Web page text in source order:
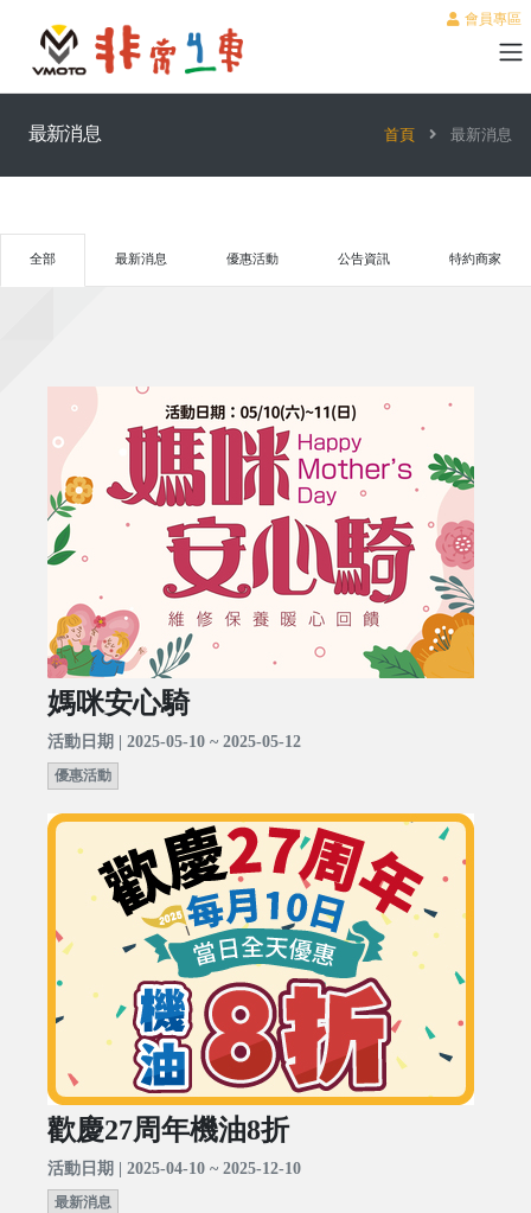
會員專區
最新消息 首頁 最新消息
全部 最新消息 優惠活動 公告資訊 特約商家
媽咪安心騎
活動日期 | 2025-05-10 ~ 2025-05-12
優惠活動
歡慶27周年機油8折
活動日期 | 2025-04-10 ~ 2025-12-10
最新消息